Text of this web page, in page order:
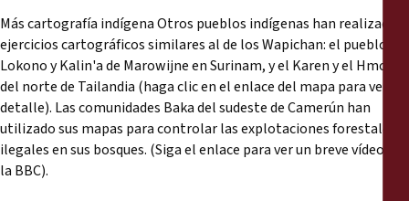
Más cartografía indígena Otros pueblos indígenas han realizado
ejercicios cartográficos similares al de los Wapichan: el pueblo
Lokono y Kalin'a de Marowijne en Surinam, y el Karen y el Hmong
del norte de Tailandia (haga clic en el enlace del mapa para ver le
detalle). Las comunidades Baka del sudeste de Camerún han
utilizado sus mapas para controlar las explotaciones forestales
ilegales en sus bosques. (Siga el enlace para ver un breve vídeo de
la BBC).